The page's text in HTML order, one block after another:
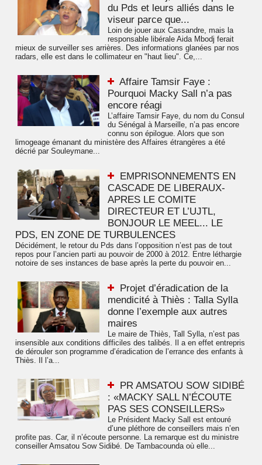
du Pds et leurs alliés dans le
viseur parce que...
Loin de jouer aux Cassandre, mais la
responsable libérale Aida Mbodj ferait
mieux de surveiller ses arrières. Des informations glanées par nos
radars, elle est dans le collimateur en "haut lieu". Ce,...
Affaire Tamsir Faye :
Pourquoi Macky Sall n’a pas
encore réagi
L’affaire Tamsir Faye, du nom du Consul
du Sénégal à Marseille, n’a pas encore
connu son épilogue. Alors que son
limogeage émanant du ministère des Affaires étrangères a été
décrié par Souleymane...
EMPRISONNEMENTS EN
CASCADE DE LIBERAUX-
APRES LE COMITE
DIRECTEUR ET L’UJTL,
BONJOUR LE MEEL... LE
PDS, EN ZONE DE TURBULENCES
Décidément, le retour du Pds dans l’opposition n’est pas de tout
repos pour l’ancien parti au pouvoir de 2000 à 2012. Entre léthargie
notoire de ses instances de base après la perte du pouvoir en...
Projet d’éradication de la
mendicité à Thiès : Talla Sylla
donne l’exemple aux autres
maires
Le maire de Thiès, Tall Sylla, n’est pas
insensible aux conditions difficiles des talibés. Il a en effet entrepris
de dérouler son programme d’éradication de l’errance des enfants à
Thiès. Il l’a...
PR AMSATOU SOW SIDIBÉ
: «MACKY SALL N’ÉCOUTE
PAS SES CONSEILLERS»
Le Président Macky Sall est entouré
d’une pléthore de conseillers mais n’en
profite pas. Car, il n’écoute personne. La remarque est du ministre
conseiller Amsatou Sow Sidibé. De Tambacounda où elle...